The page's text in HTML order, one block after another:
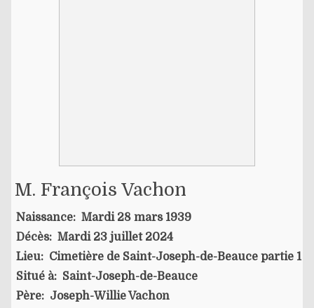
M. François Vachon
Naissance: Mardi 28 mars 1939
Décès: Mardi 23 juillet 2024
Lieu: Cimetière de Saint-Joseph-de-Beauce partie 1
Situé à: Saint-Joseph-de-Beauce
Père: Joseph-Willie Vachon